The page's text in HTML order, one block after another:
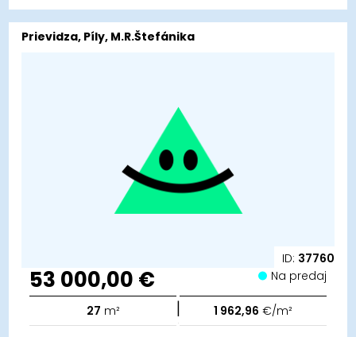
ID: 37760
Prievidza, Píly, M.R.Štefánika
53 000,00 € Na predaj
27 m² | 1 962,96 €/m²